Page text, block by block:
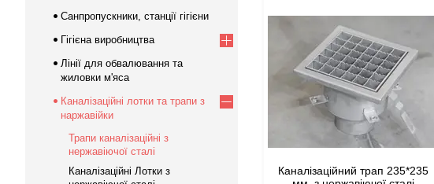
Каналізаційний трап 235*235
Санпропускники, станції гігієни
Гігієна виробництва
Лінії для обвалювання та
жиловки м'яса
Каналізаційні лотки та трапи з
наржавійки
Трапи каналізаційні з
нержавіючої сталі
Каналізаційні Лотки з